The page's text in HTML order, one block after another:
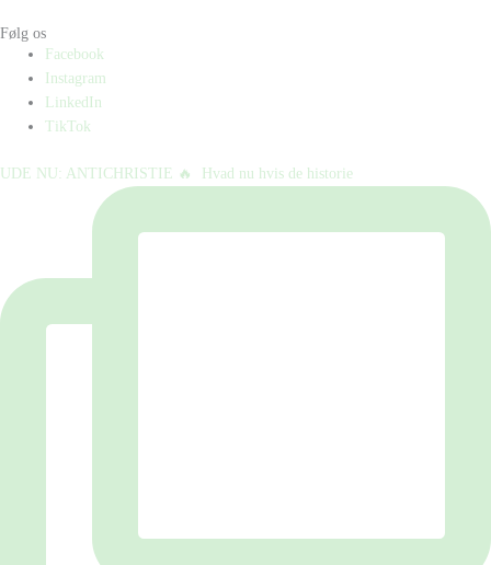
Følg os
Facebook
Instagram
LinkedIn
TikTok
UDE NU: ANTICHRISTIE 🔥⁠ ⁠ Hvad nu hvis de historie